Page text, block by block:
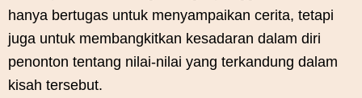
hanya bertugas untuk menyampaikan cerita, tetapi
juga untuk membangkitkan kesadaran dalam diri
penonton tentang nilai-nilai yang terkandung dalam
kisah tersebut.